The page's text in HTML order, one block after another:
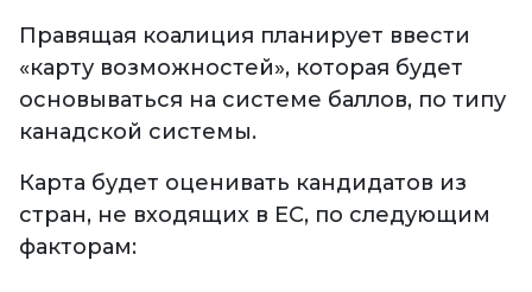
Правящая коалиция планирует ввести
«карту возможностей», которая будет
основываться на системе баллов, по типу
канадской системы.
Карта будет оценивать кандидатов из
стран, не входящих в ЕС, по следующим
факторам: